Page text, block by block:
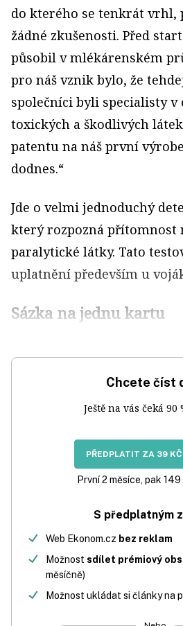
do kterého se tenkrát vrhl,
žádné zkušenosti. Před
působil v mlékárenském
pro náš vznik bylo, že
společníci byli specialisty v
toxických a škodlivých
patentu na náš první
dodnes.“
Jde o velmi jednoduchý
který rozpozná přítomnost
paralytické látky. Tato
uplatnění především u
Sázka na jednu kartu
Chcete číst
Ještě na vás čeká 90
PŘEDPLATIT ZA 39
První 2 měsíce, pak
S předplatným
Web Ekonom.cz bez reklam
Možnost sdílet prémiový
měsíčně)
Možnost ukládat si články na